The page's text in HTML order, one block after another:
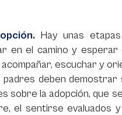
Hay unas
en el camino y esperar
escuchar y
deben demostrar
sobre la adopción, que
el sentirse evaluados